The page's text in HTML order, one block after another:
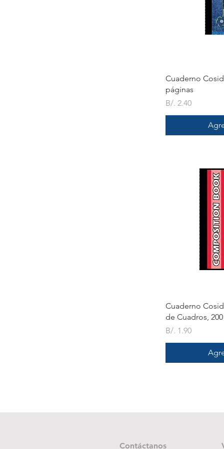
Cuaderno
páginas
Precio
B/. 2.40
Cuaderno
de Cuadros,
Precio
B/. 1.90
Contáctanos